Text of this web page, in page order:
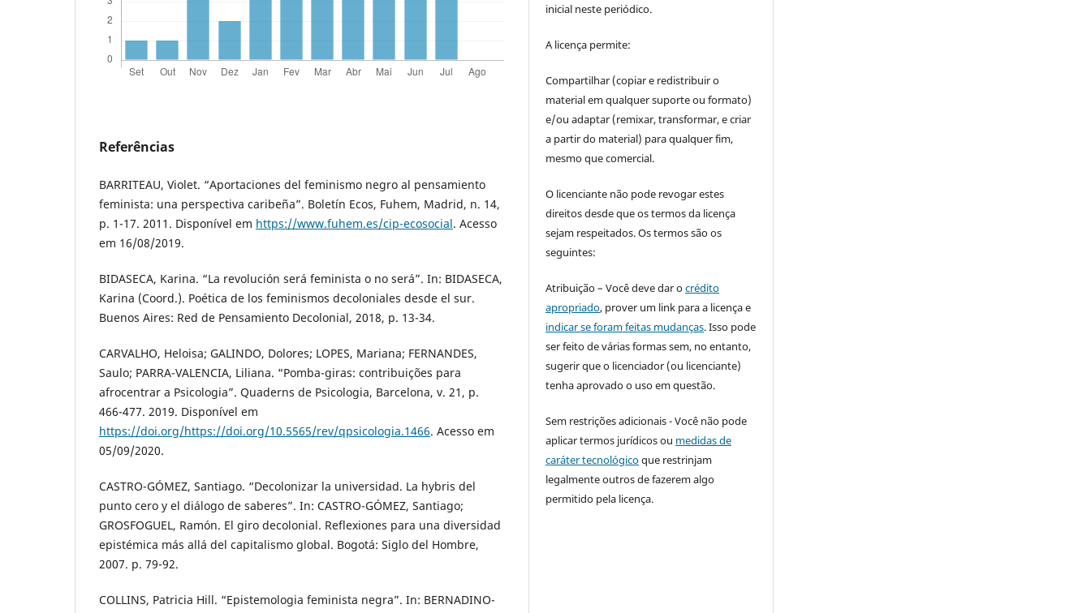
Referências
BARRITEAU, Violet. “Aportaciones del feminismo negro al pensamiento
feminista: una perspectiva caribeña”. Boletín Ecos, Fuhem, Madrid, n. 14,
p. 1-17. 2011. Disponível em https://www.fuhem.es/cip-ecosocial. Acesso
em 16/08/2019.
BIDASECA, Karina. “La revolución será feminista o no será”. In: BIDASECA,
Karina (Coord.). Poética de los feminismos decoloniales desde el sur.
Buenos Aires: Red de Pensamiento Decolonial, 2018, p. 13-34.
CARVALHO, Heloisa; GALINDO, Dolores; LOPES, Mariana; FERNANDES,
Saulo; PARRA-VALENCIA, Liliana. “Pomba-giras: contribuições para
afrocentrar a Psicologia”. Quaderns de Psicologia, Barcelona, v. 21, p.
466-477. 2019. Disponível em
https://doi.org/https://doi.org/10.5565/rev/qpsicologia.1466. Acesso em
05/09/2020.
CASTRO-GÓMEZ, Santiago. “Decolonizar la universidad. La hybris del
punto cero y el diálogo de saberes”. In: CASTRO-GÓMEZ, Santiago;
GROSFOGUEL, Ramón. El giro decolonial. Reflexiones para una diversidad
epistémica más allá del capitalismo global. Bogotá: Siglo del Hombre,
2007. p. 79-92.
COLLINS, Patricia Hill. “Epistemologia feminista negra”. In: BERNADINO-
inicial neste periódico.
A licença permite:
Compartilhar (copiar e redistribuir o
material em qualquer suporte ou formato)
e/ou adaptar (remixar, transformar, e criar
a partir do material) para qualquer fim,
mesmo que comercial.
O licenciante não pode revogar estes
direitos desde que os termos da licença
sejam respeitados. Os termos são os
seguintes:
Atribuição – Você deve dar ocrédito
apropriado, prover um link para a licença e
indicar se foram feitas mudanças. Isso pode
ser feito de várias formas sem, no entanto,
sugerir que o licenciador (ou licenciante)
tenha aprovado o uso em questão.
Sem restrições adicionais - Você não pode
aplicar termos jurídicos ou medidas de
caráter tecnológicoque restrinjam
legalmente outros de fazerem algo
permitido pela licença.